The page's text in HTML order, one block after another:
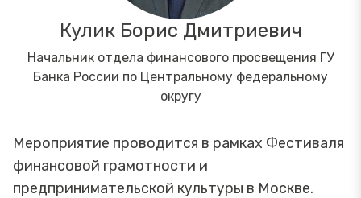
Кулик Борис Дмитриевич
Начальник отдела финансового просвещения ГУ
Банка России по Центральному федеральному
округу
Мероприятие проводится в рамках Фестиваля
финансовой грамотности и
предпринимательской культуры в Москве.